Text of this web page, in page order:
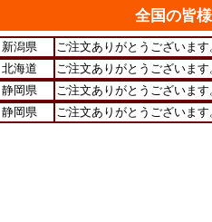
全国の皆
新潟県
ご注文ありがとうございま
新潟県
ご注文ありがとうございま
北海道
ご注文ありがとうございま
静岡県
ご注文ありがとうございま
静岡県 ご注文ありがとうございま